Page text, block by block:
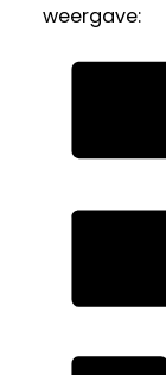
weergave: